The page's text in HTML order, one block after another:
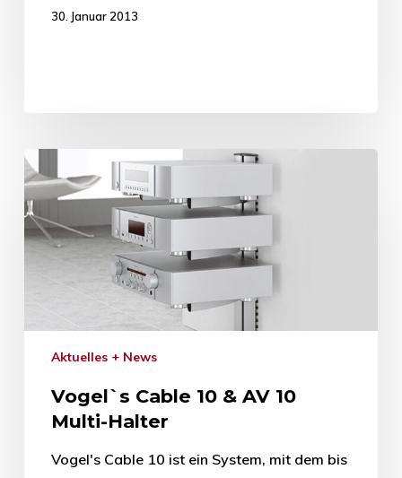
30. Januar 2013
Aktuelles + News
Vogel`s Cable 10 & AV 10
Multi-Halter
Vogel's Cable 10 ist ein System, mit dem bis